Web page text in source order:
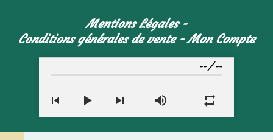
Mentions Légales
Conditions générales de vente
Mon Compte
-- /--